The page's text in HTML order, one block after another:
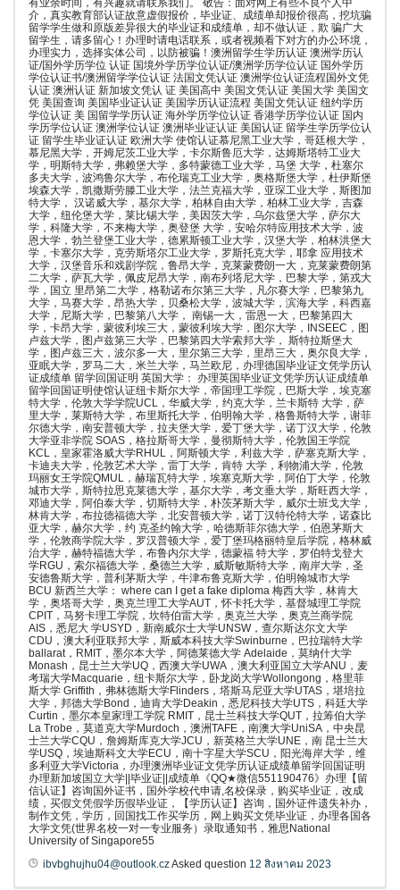
有业余时间，有兴趣就请联系我们。 敬告：面对网上有些不良个人中
介，真实教育部认证故意虚假报价，毕业证、成绩单却报价很高，挖坑骗
留学学生做和原版差异很大的毕业证和成绩单，却不做认证，欺 骗广大
留学生，请多留心！办理时请电话联系，或者视频看下对方的办公环境，
办理实力，选择实体公司，以防被骗！澳洲留学生学历认证 澳洲学历认
证/国外学历学位 认证 国境外学历学位认证/澳洲学历学位认证 国外学历
学位认证书/澳洲留学学位认证 法国文凭认证 澳洲学位认证流程国外文凭
认证 澳洲认证 新加坡文凭认 证 美国高中 美国文凭认证 美国大学 美国文
凭 美国查询 美国毕业证认证 美国学历认证流程 美国文凭认证 纽约学历
学位认证 美 国留学学历认证 海外学历学位认证 香港学历学位认证 国内
学历学位认证 澳洲学位认证 澳洲毕业证认证 美国认证 留学生学历学位认
证 留学生毕业证认证 欧洲大学 使馆认证慕尼黑工业大学，哥廷根大学，
慕尼黑大学，开姆尼茨工业大学，卡尔斯鲁厄大学，达姆斯塔特工业大
学，明斯特大学，弗赖堡大学，多特蒙德工业大学，马堡 大学，杜塞尔
多夫大学，波鸿鲁尔大学，布伦瑞克工业大学，奥格斯堡大学，杜伊斯堡
埃森大学，凯撒斯劳滕工业大学，法兰克福大学，亚琛工业大学，斯图加
特大学， 汉诺威大学，基尔大学，柏林自由大学，柏林工业大学，吉森
大学，纽伦堡大学，莱比锡大学，美因茨大学，乌尔兹堡大学，萨尔大
学，科隆大学，不来梅大学，奥登堡 大学，安哈尔特应用技术大学，波
恩大学，勃兰登堡工业大学，德累斯顿工业大学，汉堡大学，柏林洪堡大
学，卡塞尔大学，克劳斯塔尔工业大学，罗斯托克大学，耶拿 应用技术
大学，汉堡音乐和戏剧学院，鲁昂大学，克莱蒙费朗一大，克莱蒙费朗第
二大学，萨瓦大学，佩皮尼昂大学，南布列塔尼大学，巴黎大学，第戎大
学，国立 里昂第二大学，格勒诺布尔第三大学，凡尔赛大学，巴黎第九
大学，马赛大学，昂热大学，贝桑松大学，波城大学，滨海大学，科西嘉
大学，尼斯大学，巴黎第八大学， 南锡一大，雷恩一大，巴黎第四大
学，卡昂大学，蒙彼利埃三大，蒙彼利埃大学，图尔大学，INSEEC，图
卢兹大学，图卢兹第三大学，巴黎第四大学索邦大学， 斯特拉斯堡大
学，图卢兹三大，波尔多一大，里尔第三大学，里昂三大，奥尔良大学，
亚眠大学，罗马二大，米兰大学，马兰欧尼，办理德国毕业证文凭学历认
证成绩单 留学回国证明 英国大学： 办理英国毕业证文凭学历认证成绩单
留学回国证明使馆认证纽卡斯尔大学，帝国理工学院，巴斯大学，埃克塞
特大学，伦敦大学学院UCL，华威大学，约克大学，兰卡斯特 大学，萨
里大学，莱斯特大学，布里斯托大学，伯明翰大学，格鲁斯特大学，谢菲
尔德大学，南安普顿大学，拉夫堡大学，爱丁堡大学，诺丁汉大学，伦敦
大学亚非学院 SOAS，格拉斯哥大学，曼彻斯特大学，伦敦国王学院
KCL，皇家霍洛威大学RHUL，阿斯顿大学，利兹大学，萨塞克斯大学，
卡迪夫大学，伦敦艺术大学，雷丁大学，肯特 大学，利物浦大学，伦敦
玛丽女王学院QMUL，赫瑞瓦特大学，埃塞克斯大学，阿伯丁大学，伦敦
城市大学，斯特拉思克莱德大学，基尔大学，考文垂大学，斯旺西大学，
邓迪大学，阿伯泰大学，切斯特大学，朴茨茅斯大学，威尔士班戈大学，
林肯大学，布拉德福德大学，北安普顿大学，诺丁汉特伦特大学，诺森比
亚大学，赫尔大学，约 克圣约翰大学，哈德斯菲尔德大学，伯恩茅斯大
学，伦敦商学院大学，罗汉普顿大学，爱丁堡玛格丽特皇后学院，格林威
治大学，赫特福德大学，布鲁内尔大学，德蒙福 特大学，罗伯特戈登大
学RGU，索尔福德大学，桑德兰大学，威斯敏斯特大学，南岸大学，圣
安德鲁斯大学，普利茅斯大学，牛津布鲁克斯大学，伯明翰城市大学
BCU 新西兰大学： where can I get a fake diploma 梅西大学，林肯大
学，奥塔哥大学，奥克兰理工大学AUT，怀卡托大学，基督城理工学院
CPIT，马努卡理工学院，坎特伯雷大学，奥克兰大学，奥克兰商学院
AIS，悉尼大 学USYD，新南威尔士大学UNSW，查尔斯达尔文大学
CDU，澳大利亚联邦大学，斯威本科技大学Swinburne，巴拉瑞特大学
ballarat，RMIT，墨尔本大学，阿德莱德大学 Adelaide，莫纳什大学
Monash，昆士兰大学UQ，西澳大学UWA，澳大利亚国立大学ANU，麦
考瑞大学Macquarie，纽卡斯尔大学，卧龙岗大学Wollongong，格里菲
斯大学 Griffith，弗林德斯大学Flinders，塔斯马尼亚大学UTAS，堪培拉
大学，邦德大学Bond，迪肯大学Deakin，悉尼科技大学UTS，科廷大学
Curtin，墨尔本皇家理工学院 RMIT，昆士兰科技大学QUT，拉筹伯大学
La Trobe，莫道克大学Murdoch，澳洲TAFE，南澳大学UniSA，中央昆
士兰大学CQU，詹姆斯库克大学JCU，新英格兰大学UNE，南 昆士兰大
学USQ，埃迪斯科文大学ECU，南十字星大学SCU，阳光海岸大学，维
多利亚大学Victoria，办理澳洲毕业证文凭学历认证成绩单留学回国证明
办理新加坡国立大学||毕业证||成绩单《QQ★微信551190476》办理【留
信认证】咨询国外证书，国外学校代申请,名校保录，购买毕业证，改成
绩，买假文凭假学历假毕业证，【学历认证】咨询，国外证件遗失补办，
制作文凭，学历，回国找工作买学历，网上购买文凭毕业证，办理各国各
大学文凭(世界名校一对一专业服务）录取通知书，雅思National
University of Singapore55
ibvbghujhu04@outlook.czAsked question 12 สิงหาคม 2023